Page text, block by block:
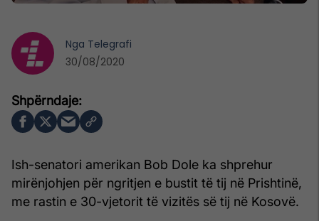
Ish-senatori amerikan Bob Dole ka shprehur
mirënjohjen për ngritjen e bustit të tij në Prishtinë,
me rastin e 30-vjetorit të vizitës së tij në Kosovë.
Nga Telegrafi
30/08/2020